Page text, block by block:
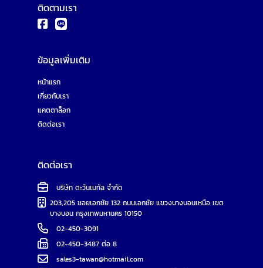
ติดตามเรา
ข้อมูลเพิ่มเติม
หน้าแรก
เกี่ยวกับเรา
แคตตาล็อก
ติดต่อเรา
ติดต่อเรา
บริษัท ตะวันเมทัล จำกัด
203,205 ซอยเอกชัย 132 ถนนเอกชัย แขวงบางบอนเหนือ เขต
บางบอน กรุงเทพมหานคร 10150
02-450-3091
02-450-3487 ต่อ 8
sales3-tawan@hotmail.com